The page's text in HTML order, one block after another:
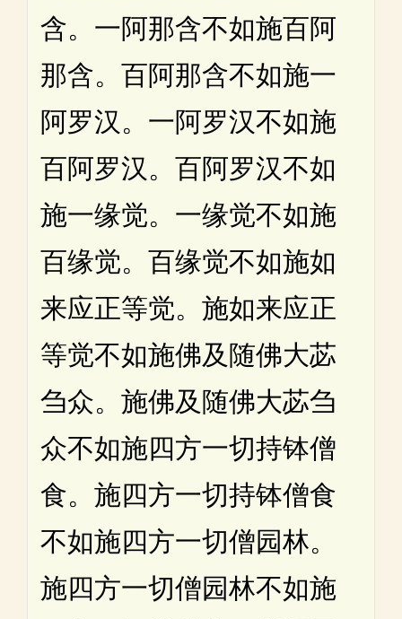
含。一阿那含不如施百阿
那含。百阿那含不如施一
阿罗汉。一阿罗汉不如施
百阿罗汉。百阿罗汉不如
施一缘觉。一缘觉不如施
百缘觉。百缘觉不如施如
来应正等觉。施如来应正
等觉不如施佛及随佛大苾
刍众。施佛及随佛大苾刍
众不如施四方一切持钵僧
食。施四方一切持钵僧食
不如施四方一切僧园林。
施四方一切僧园林不如施